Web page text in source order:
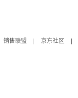
销售联盟 京东社区